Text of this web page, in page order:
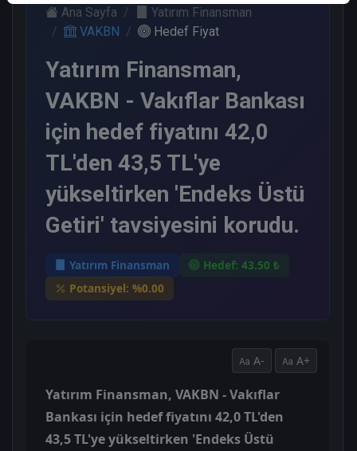
Ana Sayfa
Yatırım Finansman
VAKBN
Hedef Fiyat
Yatırım Finansman,
VAKBN - Vakıflar Bankası
için hedef fiyatını 42,0
TL'den 43,5 TL'ye
yükseltirken 'Endeks Üstü
Getiri' tavsiyesini korudu.
Yatırım Finansman
Hedef: 43.50 ₺
Potansiyel: %0.00
A- A+
Yatırım Finansman, VAKBN - Vakıflar
Bankası için hedef fiyatını 42,0 TL'den
43,5 TL'ye yükseltirken 'Endeks Üstü